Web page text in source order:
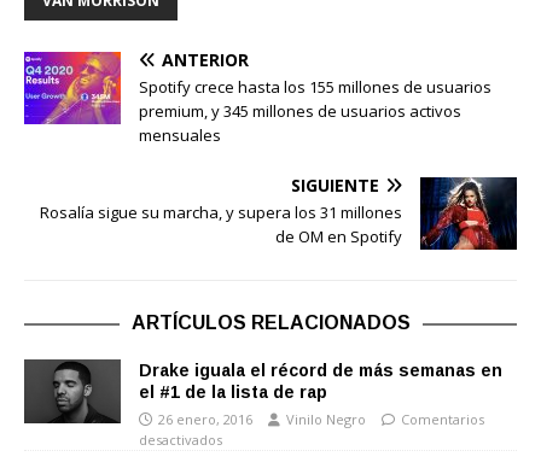
ANTERIOR
Spotify crece hasta los 155 millones de usuarios
premium, y 345 millones de usuarios activos
mensuales
SIGUIENTE
Rosalía sigue su marcha, y supera los 31 millones
de OM en Spotify
ARTÍCULOS RELACIONADOS
Drake iguala el récord de más semanas en
el #1 de la lista de rap
26 enero, 2016 Vinilo Negro
Comentarios
desactivados